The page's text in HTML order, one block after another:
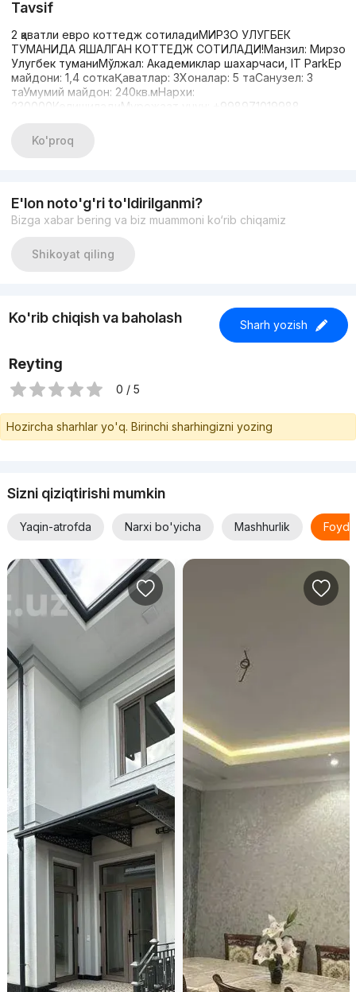
Tavsif
2 қаватли евро коттедж сотиладиМИРЗО УЛУГБЕК
ТУМАНИДА ЯШАЛГАН КОТТЕДЖ СОТИЛАДИ!Манзил: Мирзо
Улугбек туманиМўлжал: Академиклар шахарчаси, IT ParkЕр
майдони: 1,4 соткаҚаватлар: 3Хоналар: 5 таСанузел: 3
таУмумий майдон: 240кв.мНархи:
230000КелишиладиМурожаат учун: +998971019988
Ko'proq
E'lon noto'g'ri to'ldirilganmi?
Bizga xabar bering va biz muammoni ko‘rib chiqamiz
Shikoyat qiling
Ko'rib chiqish va baholash Sharh yozish
Reyting
0 / 5
Hozircha sharhlar yo'q. Birinchi sharhingizni yozing
Sizni qiziqtirishi mumkin
Yaqin-atrofda Narxi bo'yicha Mashhurlik